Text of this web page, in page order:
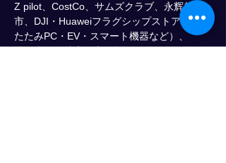
Z pilot、CostCo、サムズクラブ、永辉超
市、DJI・Huaweiフラグシップストア（折り
たたみPC・EV・スマート機器など）、